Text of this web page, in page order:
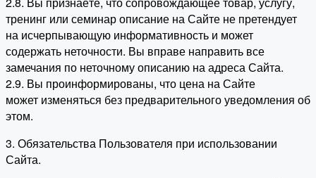
тренинг или семинар описание на Сайте не претендует
на исчерпывающую информативность и может
содержать неточности. Вы вправе направить все
замечания по неточному описанию на адреса Сайта.
2.9. Вы проинформированы, что цена на Сайте
может изменяться без предварительного уведомления об
этом.
3. Обязательства Пользователя при использовании
Сайта.